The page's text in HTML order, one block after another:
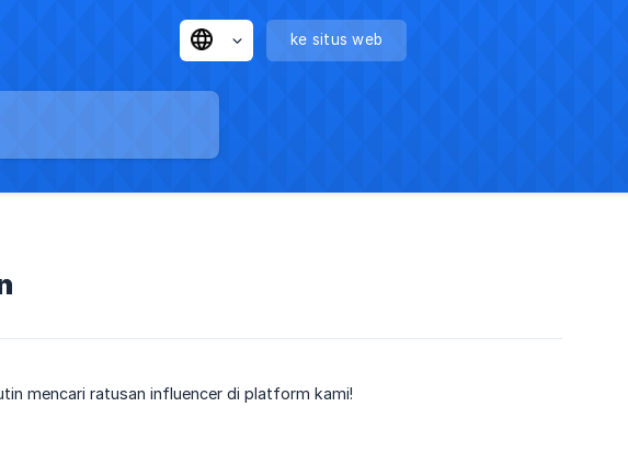
ke situs web
mencari ratusan influencer di platform kami!